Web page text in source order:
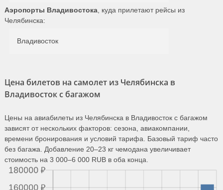
Аэропорты Владивостока , куда прилетают рейсы из
Челябинска:
Владивосток
Цена билетов на самолет из Челябинска в
Владивосток с багажом
Цены на авиабилеты из Челябинска в Владивосток с багажом
зависят от нескольких факторов: сезона, авиакомпании,
времени бронирования и условий тарифа. Базовый тариф часто
без багажа. Добавление 20–23 кг чемодана увеличивает
стоимость на 3 000–6 000 RUB в оба конца.